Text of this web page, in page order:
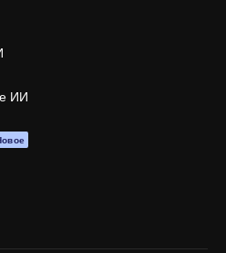
ИИ